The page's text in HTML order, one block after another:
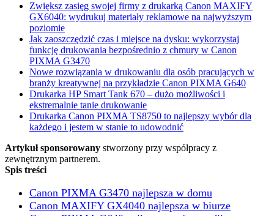
Zwiększ zasięg swojej firmy z drukarką Canon MAXIFY
GX6040: wydrukuj materiały reklamowe na najwyższym
poziomie
Jak zaoszczędzić czas i miejsce na dysku: wykorzystaj
funkcję drukowania bezpośrednio z chmury w Canon
PIXMA G3470
Nowe rozwiązania w drukowaniu dla osób pracujących w
branży kreatywnej na przykładzie Canon PIXMA G640
Drukarka HP Smart Tank 670 – dużo możliwości i
ekstremalnie tanie drukowanie
Drukarka Canon PIXMA TS8750 to najlepszy wybór dla
każdego i jestem w stanie to udowodnić
Artykuł sponsorowany stworzony przy współpracy z
zewnętrznym partnerem.
Spis treści
Canon PIXMA G3470 najlepsza w domu
Canon MAXIFY GX4040 najlepsza w biurze